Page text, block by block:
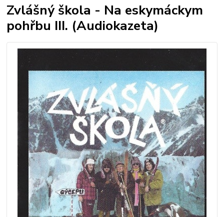
Zvlášný škola - Na eskymáckym
pohřbu III. (Audiokazeta)